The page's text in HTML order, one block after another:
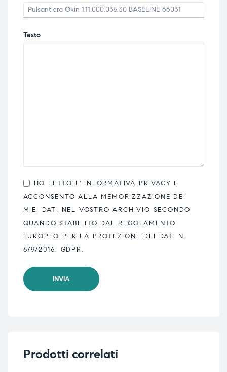
Testo
HO LETTO L' INFORMATIVA PRIVACY E
ACCONSENTO ALLA MEMORIZZAZIONE DEI
MIEI DATI NEL VOSTRO ARCHIVIO SECONDO
QUANDO STABILITO DAL REGOLAMENTO
EUROPEO PER LA PROTEZIONE DEI DATI N.
679/2016, GDPR.
Prodotti correlati